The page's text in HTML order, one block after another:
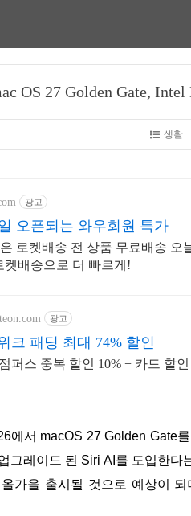
OS 27 Golden Gate,
생활
광고
오픈되는 와우회원 특가
로켓배송 전 상품 무료배송 오
켓배송으로 더 빠르게!
광고
크 패딩 최대 74% 할인
퍼스 중복 할인 10% + 카드 할인
그레이드 된 Siri AI를 도입한다
가을 출시될 것으로 예상이